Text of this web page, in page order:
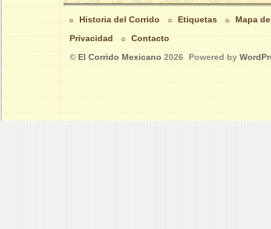
Historia del Corrido Etiquetas
Mapa
Privacidad
Contacto
© El Corrido Mexicano 2026 Powered by